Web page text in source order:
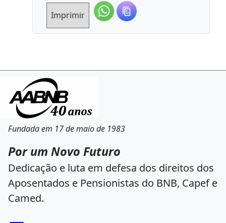
Imprimir
Fundada em 17 de maio de 1983
Por um Novo Futuro
Dedicação e luta em defesa dos direitos dos
Aposentados e Pensionistas do BNB, Capef e
Camed.